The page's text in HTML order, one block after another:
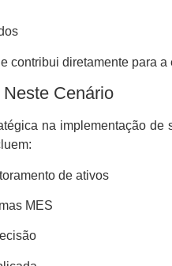
contribui diretamente para
Cenário
na implementação
de ativos
MES